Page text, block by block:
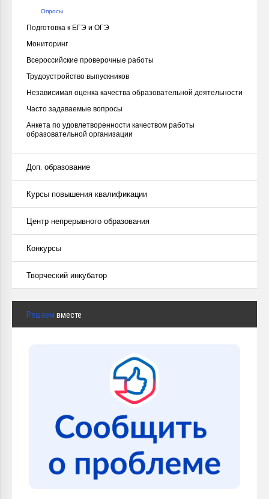
Опросы
Подготовка к ЕГЭ и ОГЭ
Мониторинг
Всероссийские проверочные работы
Трудоустройство выпускников
Независимая оценка качества образовательной деятельности
Часто задаваемые вопросы
Анкета по удовлетворенности качеством работы
образовательной организации
Доп. образование
Курсы повышения квалификации
Центр непрерывного образования
Конкурсы
Творческий инкубатор
Решаем вместе